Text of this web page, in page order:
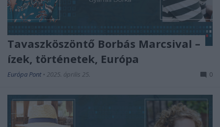
Tavaszköszöntő Borbás Marcsival –
ízek, történetek, Európa
Európa Pont • 2025. április 25. 0